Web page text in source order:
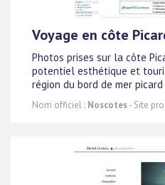
Voyage en côte
Photos prises sur la côte
potentiel esthétique et
région du bord de mer picard
Nom officiel : Noscotes- Site